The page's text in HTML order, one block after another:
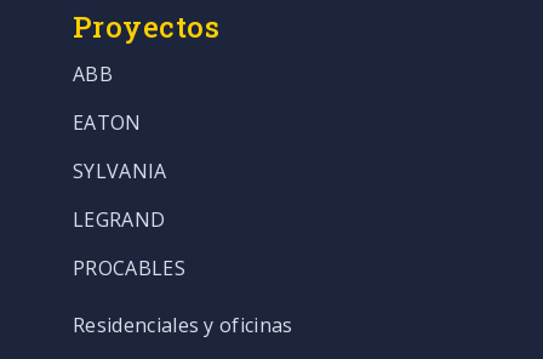
Proyectos
ABB
EATON
SYLVANIA
LEGRAND
PROCABLES
Residenciales y oficinas